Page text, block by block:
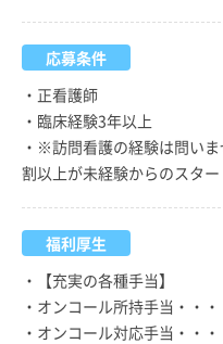
応募条件
・正看護師
・臨床経験3年以上
・※訪問看護の経験は問い
割以上が未経験からのスター
福利厚生
・【充実の各種手当】
・オンコール所持手当・・
・オンコール対応手当・・